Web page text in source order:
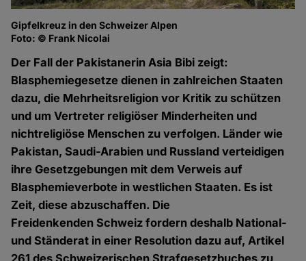
Gipfelkreuz in den Schweizer Alpen
Foto: © Frank Nicolai
Der Fall der Pakistanerin Asia Bibi zeigt:
Blasphemiegesetze dienen in zahlreichen Staaten
dazu, die Mehrheitsreligion vor Kritik zu schützen
und um Vertreter religiöser Minderheiten und
nichtreligiöse Menschen zu verfolgen. Länder wie
Pakistan, Saudi-Arabien und Russland verteidigen
ihre Gesetzgebungen mit dem Verweis auf
Blasphemieverbote in westlichen Staaten. Es ist
Zeit, diese abzuschaffen. Die
Freidenkenden Schweiz fordern deshalb National-
und Ständerat in einer Resolution dazu auf, Artikel